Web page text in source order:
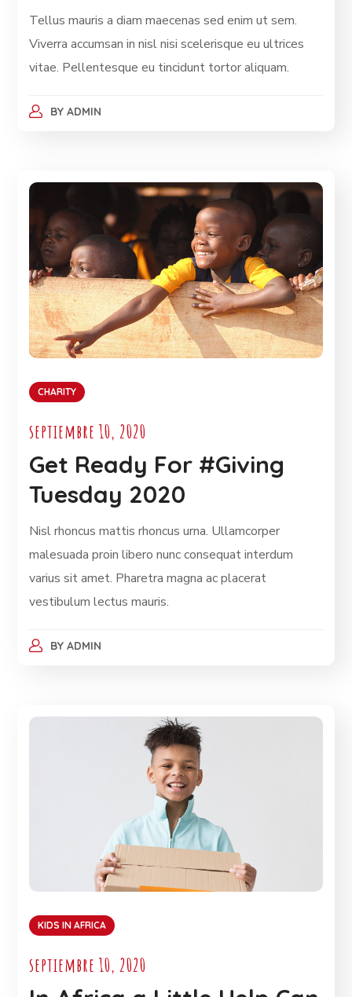
Tellus mauris a diam maecenas sed enim ut sem.
Viverra accumsan in nisl nisi scelerisque eu ultrices
vitae. Pellentesque eu tincidunt tortor aliquam.
BY ADMIN
CHARITY
septiembre 10, 2020
Get Ready For #Giving
Tuesday 2020
Nisl rhoncus mattis rhoncus urna. Ullamcorper
malesuada proin libero nunc consequat interdum
varius sit amet. Pharetra magna ac placerat
vestibulum lectus mauris.
BY ADMIN
KIDS IN AFRICA
septiembre 10, 2020